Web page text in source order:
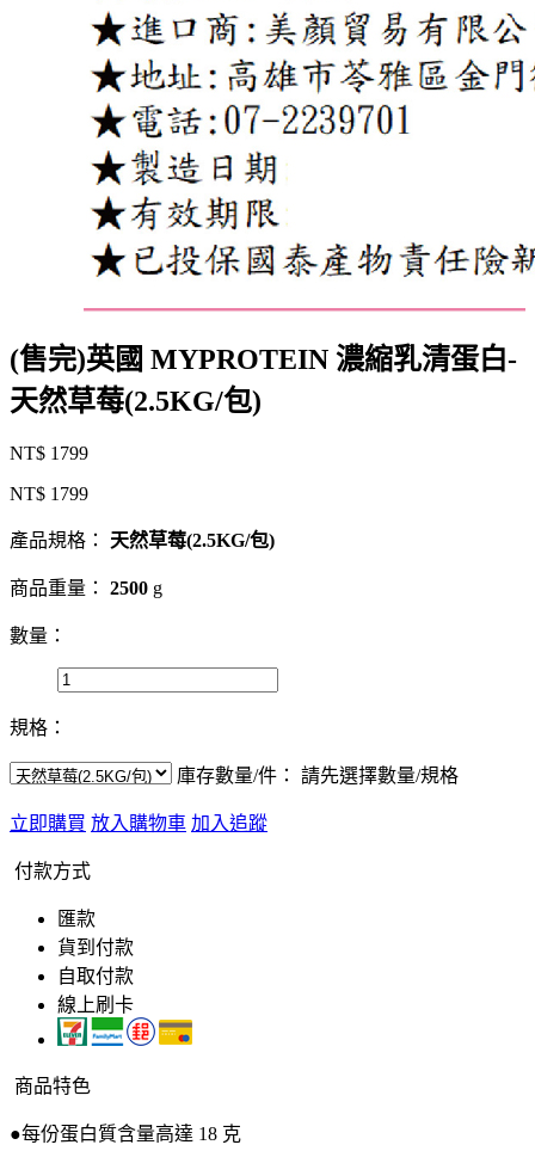
(售完)英國 MYPROTEIN 濃縮乳清蛋白-
天然草莓(2.5KG/包)
NT$ 1799
NT$ 1799
產品規格： 天然草莓(2.5KG/包)
商品重量： 2500 g
數量：
規格：
庫存數量/件： 請先選擇數量/規格
立即購買 放入購物車 加入追蹤
付款方式
匯款
貨到付款
自取付款
線上刷卡
商品特色
●每份蛋白質含量高達 18 克